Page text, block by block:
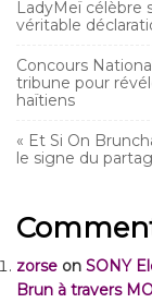
LadyMeï célèbre
véritable
Concours
tribune pour
haïtiens
« Et Si On
le signe du
zorse on SONY
Brun à travers